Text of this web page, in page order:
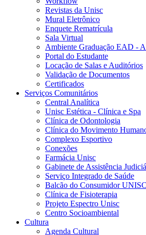
Revistas da Unisc
Mural Eletrônico
Enquete Rematrícula
Sala Virtual
Ambiente Graduação EAD -
Portal do Estudante
Locação de Salas e Auditórios
Validação de Documentos
Certificados
Serviços Comunitários
Central Analítica
Unisc Estética - Clínica e Spa
Clínica de Odontologia
Clínica do Movimento
Complexo Esportivo
Conexões
Farmácia Unisc
Gabinete de Assistência
Serviço Integrado de Saúde
Balcão do Consumidor UNISC
Clínica de Fisioterapia
Projeto Espectro Unisc
Centro Socioambiental
Cultura
Agenda Cultural